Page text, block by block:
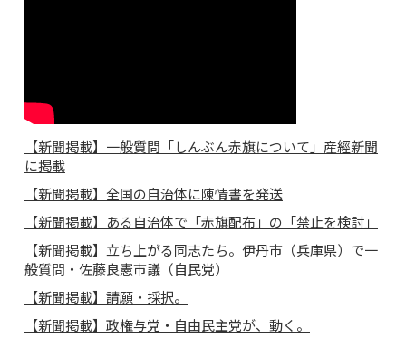
【新聞掲載】一般質問「しんぶん赤旗について」産經新聞
に掲載
【新聞掲載】全国の自治体に陳情書を発送
【新聞掲載】ある自治体で「赤旗配布」の「禁止を検討」
【新聞掲載】立ち上がる同志たち。伊丹市（兵庫県）で一
般質問・佐藤良憲市議（自民党）
【新聞掲載】請願・採択。
【新聞掲載】政権与党・自由民主党が、動く。